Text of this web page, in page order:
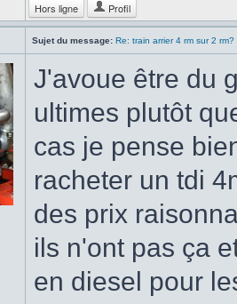
Hors ligne Profil
Sujet du message: Re: train arrier 4 rm sur 2 rm?
J'avoue être du
ultimes plutôt
cas je pense
racheter un tdi
des prix
ils n'ont pas ça
en diesel pour